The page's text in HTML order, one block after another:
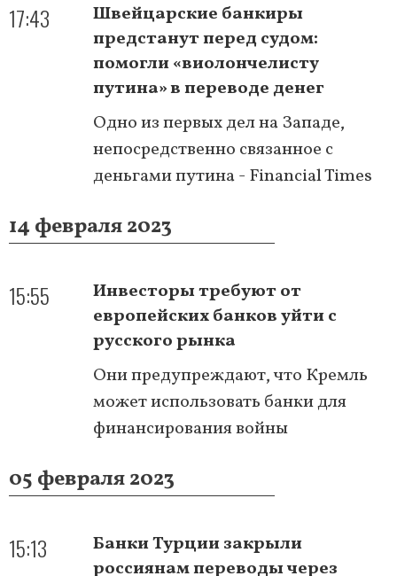
17:43
Швейцарские банкиры
предстанут перед судом:
помогли «виолончелисту
путина» в переводе денег
Одно из первых дел на Западе,
непосредственно связанное с
деньгами путина - Financial Times
14 февраля 2023
15:55
Инвесторы требуют от
европейских банков уйти с
русского рынка
Они предупреждают, что Кремль
может использовать банки для
финансирования войны
05 февраля 2023
15:13
Банки Турции закрыли
россиянам переводы через